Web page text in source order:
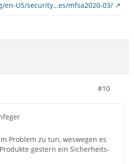
en-US/security…es/mfsa2020-03/
#10
Problem zu tun, weswegen es
gestern ein Sicherheits-